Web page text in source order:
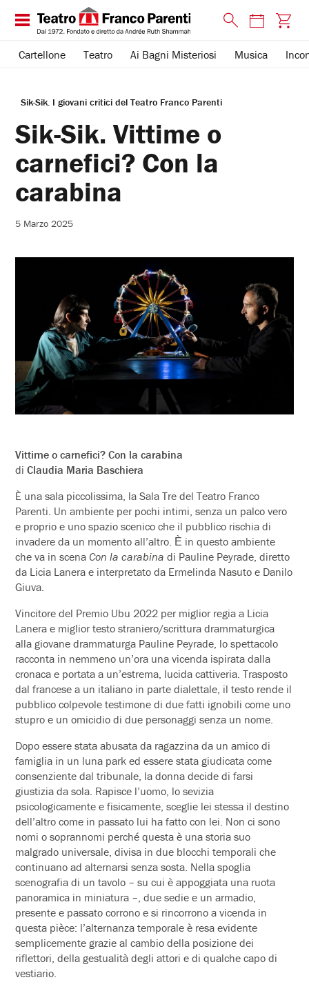
Cartellone Teatro Ai Bagni Misteriosi Musica
Sik-Sik. I giovani critici del Teatro Franco Parenti
Sik-Sik. Vittime o
carnefici? Con la
carabina
5 Marzo 2025
Vittime o carnefici? Con la carabina
diClaudia Maria Baschiera
È una sala piccolissima, la Sala Tre del Teatro Franco
Parenti. Un ambiente per pochi intimi, senza un palco vero
e proprio e uno spazio scenico che il pubblico rischia di
invadere da un momento all’altro. Ѐ in questo ambiente
che va in scena Con la carabina di Pauline Peyrade, diretto
da Licia Lanera e interpretato da Ermelinda Nasuto e Danilo
Giuva.
Vincitore del Premio Ubu 2022 per miglior regia a Licia
Lanera e miglior testo straniero/scrittura drammaturgica
alla giovane drammaturga Pauline Peyrade, lo spettacolo
racconta in nemmeno un’ora una vicenda ispirata dalla
cronaca e portata a un’estrema, lucida cattiveria. Trasposto
dal francese a un italiano in parte dialettale, il testo rende il
pubblico colpevole testimone di due fatti ignobili come uno
stupro e un omicidio di due personaggi senza un nome.
Dopo essere stata abusata da ragazzina da un amico di
famiglia in un luna park ed essere stata giudicata come
consenziente dal tribunale, la donna decide di farsi
giustizia da sola. Rapisce l’uomo, lo sevizia
psicologicamente e fisicamente, sceglie lei stessa il destino
dell’altro come in passato lui ha fatto con lei. Non ci sono
nomi o soprannomi perché questa è una storia suo
malgrado universale, divisa in due blocchi temporali che
continuano ad alternarsi senza sosta. Nella spoglia
scenografia di un tavolo – su cui è appoggiata una ruota
panoramica in miniatura –, due sedie e un armadio,
presente e passato corrono e si rincorrono a vicenda in
questa pièce: l’alternanza temporale è resa evidente
semplicemente grazie al cambio della posizione dei
riflettori, della gestualità degli attori e di qualche capo di
vestiario.